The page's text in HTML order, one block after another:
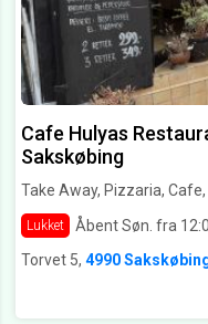
Cafe Hulyas
Sakskøbing
Take Away, Pizzaria,
Lukket Åbent Søn. fra
Torvet 5, 4990